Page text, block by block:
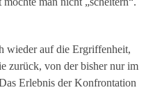
wieder auf die Ergriffenheit,
zurück, von der bisher nur im
Erlebnis der Konfrontation